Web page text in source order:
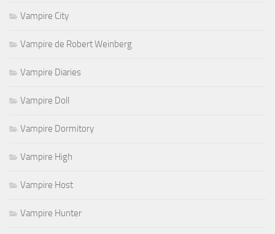
Vampire City
Vampire de Robert Weinberg
Vampire Diaries
Vampire Doll
Vampire Dormitory
Vampire High
Vampire Host
Vampire Hunter